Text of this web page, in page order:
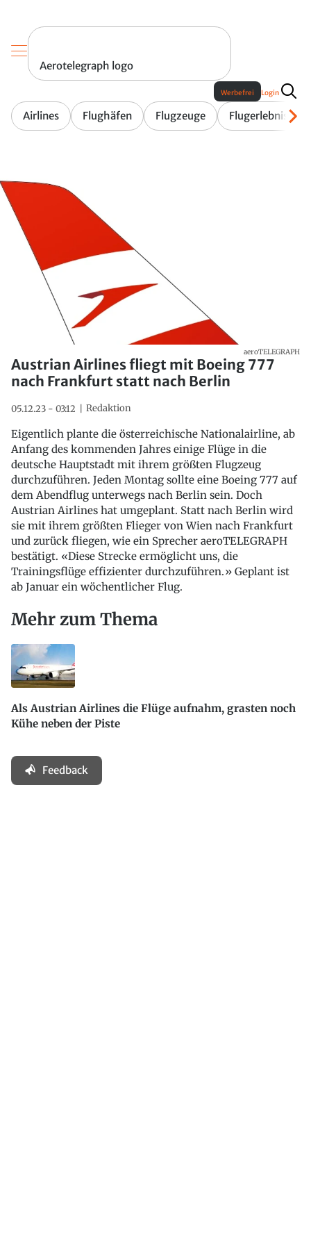
Aerotelegraph logo
Airlines Flughäfen Flugzeuge Flugerlebnis
Werbefrei Login
aeroTELEGRAPH
Austrian Airlines fliegt mit Boeing 777
nach Frankfurt statt nach Berlin
05.12.23 - 03:12 Redaktion
Eigentlich plante die österreichische Nationalairline, ab
Anfang des kommenden Jahres einige Flüge in die
deutsche Hauptstadt mit ihrem größten Flugzeug
durchzuführen. Jeden Montag sollte eine Boeing 777 auf
dem Abendflug unterwegs nach Berlin sein. Doch
Austrian Airlines hat umgeplant. Statt nach Berlin wird
sie mit ihrem größten Flieger von Wien nach Frankfurt
und zurück fliegen, wie ein Sprecher aeroTELEGRAPH
bestätigt. «Diese Strecke ermöglicht uns, die
Trainingsflüge effizienter durchzuführen.» Geplant ist
ab Januar ein wöchentlicher Flug.
Mehr zum Thema
Als Austrian Airlines die Flüge aufnahm, grasten noch
Kühe neben der Piste
Feedback